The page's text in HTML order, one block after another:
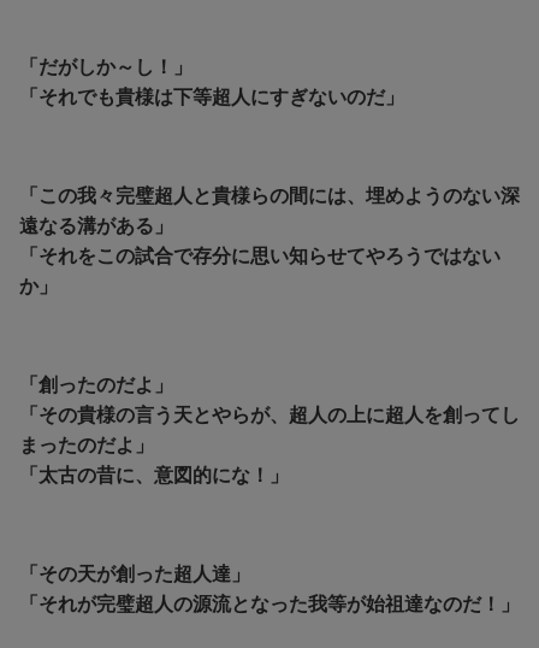
「だがしか～し！」
「それでも貴様は下等超人にすぎないのだ」
「この我々完璧超人と貴様らの間には、埋めようのない深
遠なる溝がある」
「それをこの試合で存分に思い知らせてやろうではない
か」
「創ったのだよ」
「その貴様の言う天とやらが、超人の上に超人を創ってし
まったのだよ」
「太古の昔に、意図的にな！」
「その天が創った超人達」
「それが完璧超人の源流となった我等が始祖達なのだ！」